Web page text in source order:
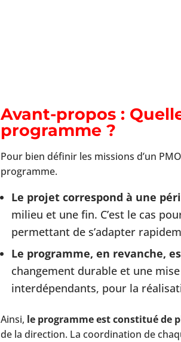
Avant-propos :
programme ?
Pour bien définir les missions d’un
programme.
Le projet correspond à une
milieu et une fin. C’est le cas
permettant de s’adapter
Le programme, en revanche,
changement durable et une
interdépendants, pour la
Ainsi, le programme est constitué de
de la direction. La coordination de